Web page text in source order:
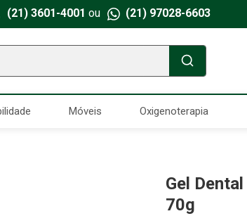
(21) 3601-4001 ou (21) 97028-6603
Móveis Oxigenoterapia
Gel
70g